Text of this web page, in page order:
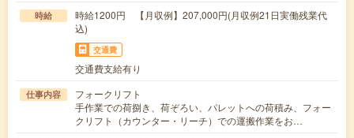
時給
時給1200円 【月収例】207,000円(月収例21日実働残業代
込)
交通費
交通費支給有り
仕事内容
フォークリフト
手作業での荷捌き、荷ぞろい、パレットへの荷積み、フォー
クリフト（カウンター・リーチ）での運搬作業をお…